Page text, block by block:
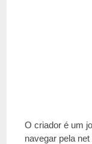
O criador é um
navegar pela